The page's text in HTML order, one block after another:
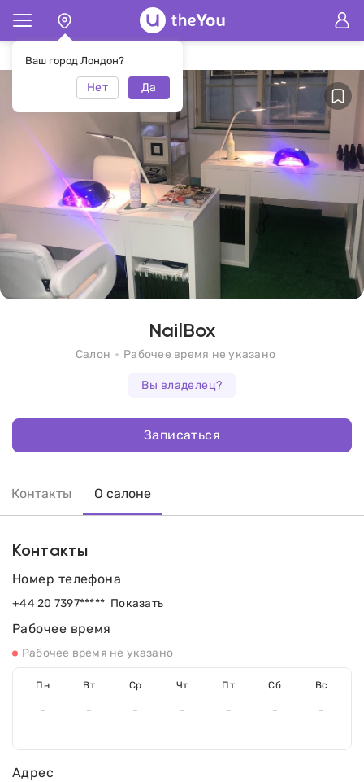
Ваш город Лондон?
Нет Да
Главная Салон NailBox
NailBox
Салон Рабочее время не указано
Вы владелец?
Записаться
Контакты О салоне
Контакты
Адрес
Рабочее время
Рабочее время не указано
Пн
-
Вт
-
Ср
-
Чт
-
Пт
-
Сб
-
Вс
-
Номер телефона
+44 20 7397***** Показать